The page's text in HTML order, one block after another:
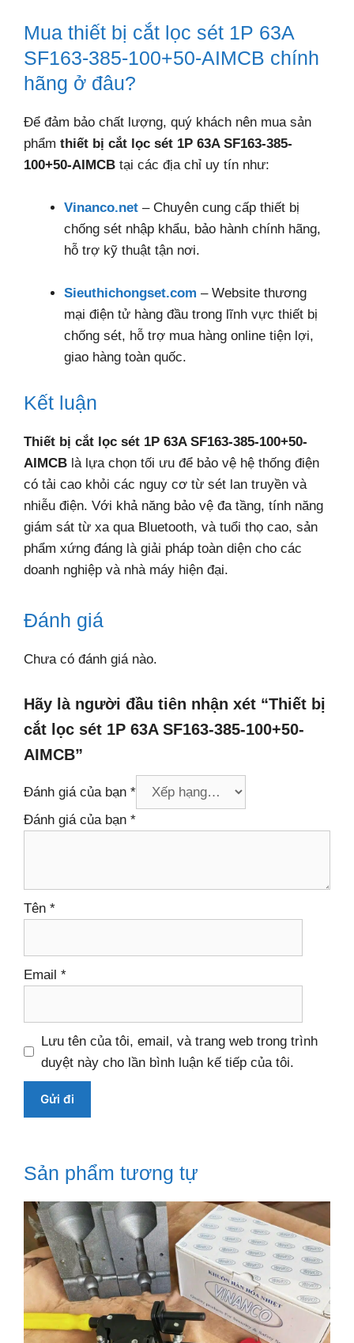
Mua thiết bị cắt lọc sét 1P 63A
SF163-385-100+50-AIMCB chính
hãng ở đâu?
Để đảm bảo chất lượng, quý khách nên mua sản
phẩm thiết bị cắt lọc sét 1P 63A SF163-385-
100+50-AIMCB tại các địa chỉ uy tín như:
Vinanco.net – Chuyên cung cấp thiết bị
chống sét nhập khẩu, bảo hành chính hãng,
hỗ trợ kỹ thuật tận nơi.
Sieuthichongset.com – Website thương
mại điện tử hàng đầu trong lĩnh vực thiết bị
chống sét, hỗ trợ mua hàng online tiện lợi,
giao hàng toàn quốc.
Kết luận
Thiết bị cắt lọc sét 1P 63A SF163-385-100+50-
AIMCB là lựa chọn tối ưu để bảo vệ hệ thống điện
có tải cao khỏi các nguy cơ từ sét lan truyền và
nhiễu điện. Với khả năng bảo vệ đa tầng, tính năng
giám sát từ xa qua Bluetooth, và tuổi thọ cao, sản
phẩm xứng đáng là giải pháp toàn diện cho các
doanh nghiệp và nhà máy hiện đại.
Đánh giá
Chưa có đánh giá nào.
Hãy là người đầu tiên nhận xét “Thiết bị
cắt lọc sét 1P 63A SF163-385-100+50-
AIMCB”
Đánh giá của bạn *
Đánh giá của bạn *
Tên *
Email *
Lưu tên của tôi, email, và trang web trong trình
duyệt này cho lần bình luận kế tiếp của tôi.
Sản phẩm tương tự